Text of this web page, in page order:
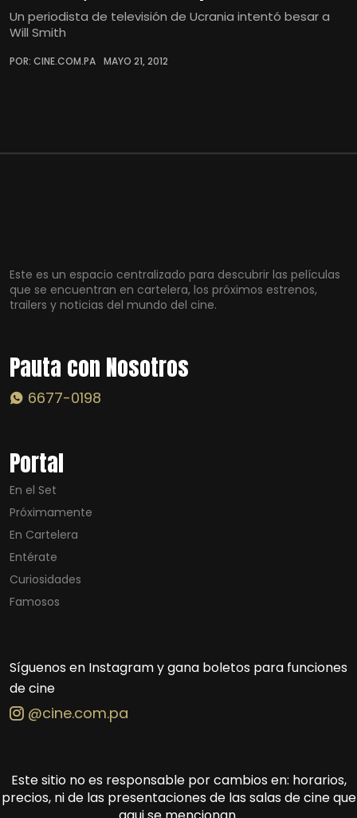
Un periodista de televisión de Ucrania intentó besar a
Will Smith
POR: CINE.COM.PA MAYO 21, 2012
Este es un espacio centralizado para descubrir las películas
que se encuentran en cartelera, los próximos estrenos,
trailers y noticias del mundo del cine.
Pauta con Nosotros
6677-0198
Portal
En el Set
Próximamente
En Cartelera
Entérate
Curiosidades
Famosos
Síguenos en Instagram y gana boletos para funciones
de cine
@cine.com.pa
Este sitio no es responsable por cambios en: horarios,
precios, ni de las presentaciones de las salas de cine que